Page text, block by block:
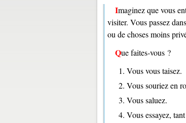
Imaginez que vous entamez une conversation en sortant de chez vous ou chez un ami que vous venez de
visiter. Vous passez
ou de choses moins
Que faites-vous ?
Vous vous taisez.
Vous souriez en
Vous saluez.
Vous essayez,